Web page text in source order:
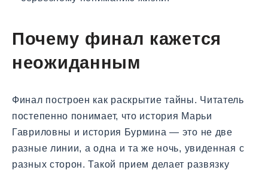
Почему финал кажется
неожиданным
Финал построен как раскрытие тайны. Читатель
постепенно понимает, что история Марьи
Гавриловны и история Бурмина — это не две
разные линии, а одна и та же ночь, увиденная с
разных сторон. Такой прием делает развязку